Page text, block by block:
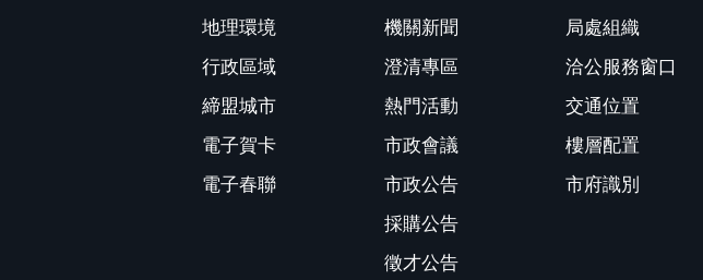
地理環境
行政區域
締盟城市
電子賀卡
電子春聯
機關新聞
澄清專區
熱門活動
市政會議
市政公告
採購公告
徵才公告
局處組織
洽公服務窗口
交通位置
樓層配置
市府識別